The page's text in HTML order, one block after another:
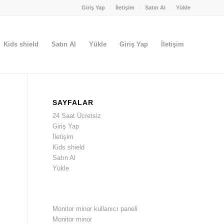
Giriş Yap İletişim Satın Al Yükle
Kids shield Satın Al Yükle Giriş Yap İletişim
SAYFALAR
24 Saat Ücretsiz
Giriş Yap
İletişim
Kids shield
Satın Al
Yükle
Monitor minor kullanıcı paneli
Monitor minor